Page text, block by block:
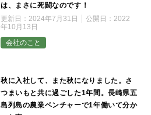
は、まさに死闘なのです！
更新日： 2024年7月31日 公開日： 2022
年10月13日
会社のこと
秋に入社して、また秋になりました。さ
つまいもと共に過ごした1年間。長崎県五
島列島の農業ベンチャーで1年働いて分か